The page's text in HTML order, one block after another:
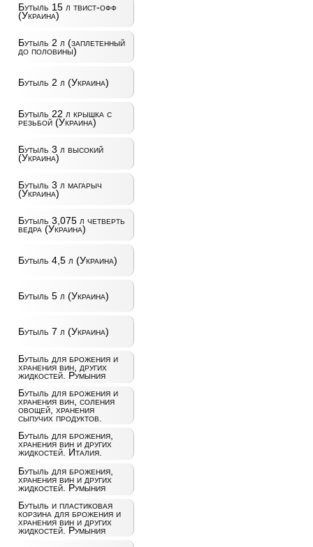
Бутыль 15 л твист-офф
(Украина)
Бутыль 2 л (заплетенный
до половины)
Бутыль 2 л (Украина)
Бутыль 22 л крышка с
резьбой (Украина)
Бутыль 3 л высокий
(Украина)
Бутыль 3 л магарыч
(Украина)
Бутыль 3,075 л четверть
ведра (Украина)
Бутыль 4,5 л (Украина)
Бутыль 5 л (Украина)
Бутыль 7 л (Украина)
Бутыль для брожения и
хранения вин, других
жидкостей. Румыния
Бутыль для брожения и
хранения вин, соления
овощей, хранения
сыпучих продуктов.
Бутыль для брожения,
хранения вин и других
жидкостей. Италия.
Бутыль для брожения,
хранения вин и других
жидкостей. Румыния
Бутыль и пластиковая
корзина для брожения и
хранения вин и других
жидкостей. Румыния